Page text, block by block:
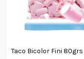
Taco Bicolor Fini 80grs